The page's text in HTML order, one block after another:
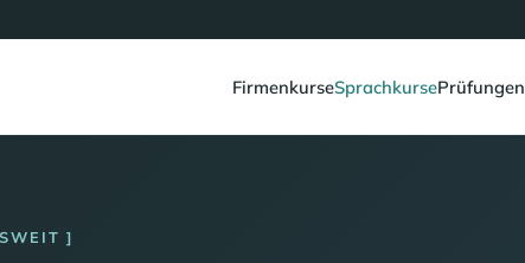
FirmenkurseSprachkursePrüfungen